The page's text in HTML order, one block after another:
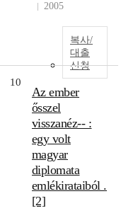
2005
복사/
대출
신청
10
Az ember
ősszel
visszanéz-- :
egy volt
magyar
diplomata
emlékirataiból .
[2]